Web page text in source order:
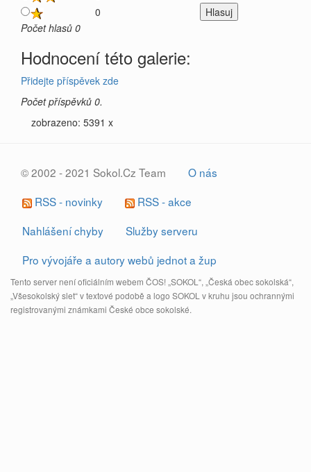
0
Počet hlasů 0
Hodnocení této galerie:
Přidejte příspěvek zde
Počet příspěvků 0.
zobrazeno: 5391 x
© 2002 - 2021 Sokol.Cz Team
O nás
RSS - novinky
RSS - akce
Nahlášení chyby
Služby serveru
Pro vývojáře a autory webů jednot a žup
Tento server není oficiálním webem ČOS! „SOKOL“, „Česká obec sokolská“,
„Všesokolský slet“ v textové podobě a logo SOKOL v kruhu jsou ochrannými
registrovanými známkami České obce sokolské.